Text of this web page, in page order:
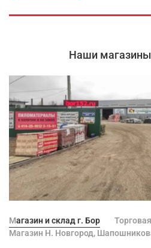
Наши
Магазин и склад г. Бор
Магазин Н. Новгород,